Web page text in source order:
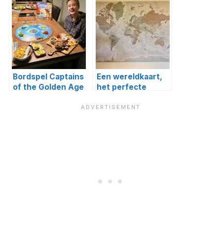
Bordspel Captains
of the Golden Age
Een wereldkaart,
het perfecte